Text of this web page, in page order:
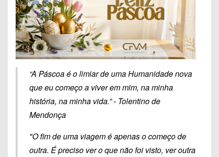
“A Páscoa é o limiar de uma Humanidade nova
que eu começo a viver em mim, na minha
história, na minha vida.” - Tolentino de
Mendonça
"O fim de uma viagem é apenas o começo de
outra. É preciso ver o que não foi visto, ver outra